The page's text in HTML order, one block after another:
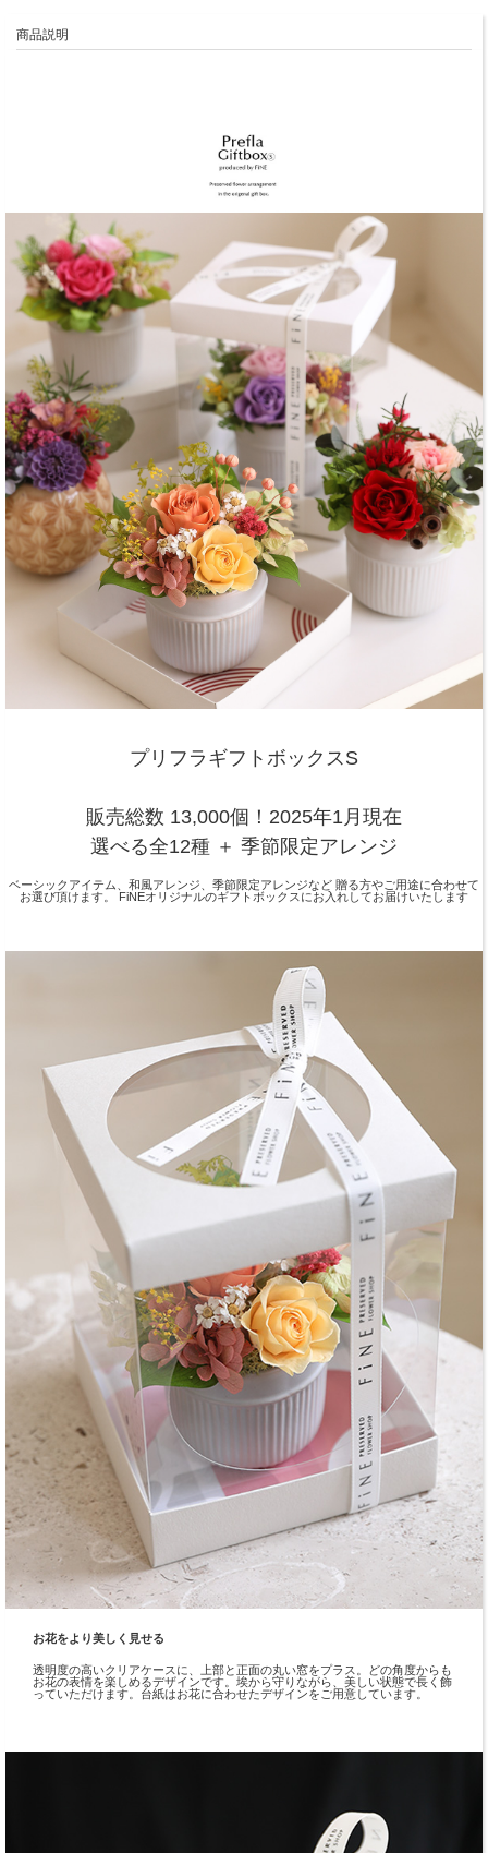
商品説明
プリフラギフトボックスS
販売総数 13,000個！2025年1月現在
選べる全12種 ＋ 季節限定アレンジ
ベーシックアイテム、和風アレンジ、季節限定アレンジなど 贈る方やご用途に合わせて
お選び頂けます。 FiNEオリジナルのギフトボックスにお入れしてお届けいたします
お花をより美しく見せる
透明度の高いクリアケースに、上部と正面の丸い窓をプラス。どの角度からも
お花の表情を楽しめるデザインです。埃から守りながら、美しい状態で長く飾
っていただけます。台紙はお花に合わせたデザインをご用意しています。